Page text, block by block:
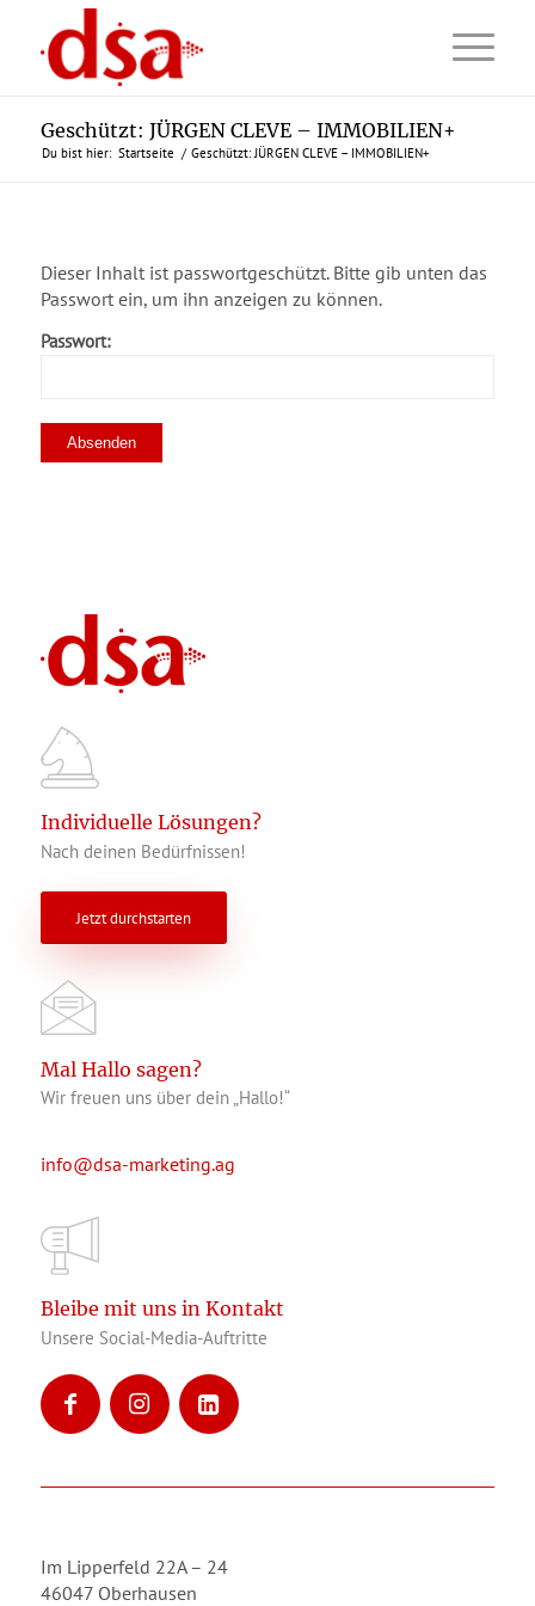
Geschützt: JÜRGEN CLEVE – IMMOBILIEN+
Du bist hier: Startseite / Geschützt: JÜRGEN CLEVE – IMMOBILIEN+
Dieser Inhalt ist passwortgeschützt. Bitte gib unten das
Passwort ein, um ihn anzeigen zu können.
Passwort:
Individuelle Lösungen?
Nach deinen Bedürfnissen!
Jetzt durchstarten
Mal Hallo sagen?
Wir freuen uns über dein „Hallo!“
info@dsa-marketing.ag
Bleibe mit uns in Kontakt
Unsere Social-Media-Auftritte
Im Lipperfeld 22A – 24
46047 Oberhausen